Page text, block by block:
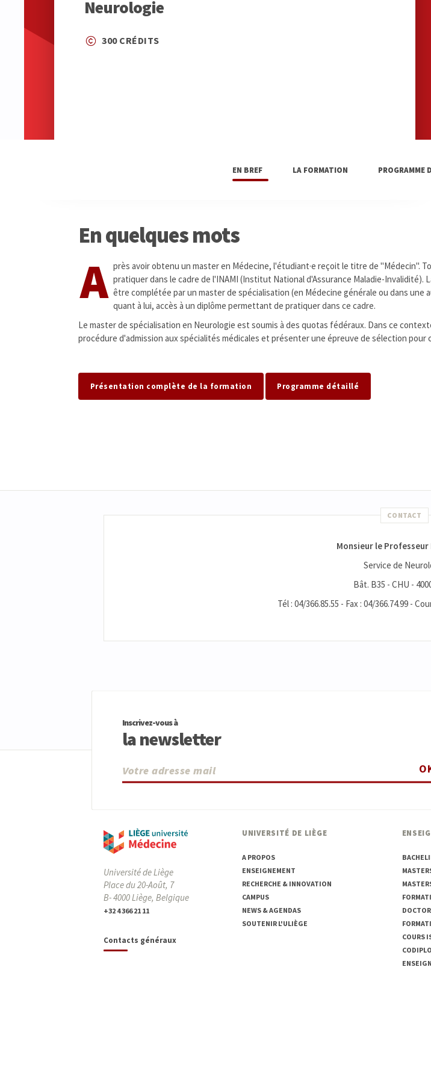
Neurologie
300 CRÉDITS
EN BREF LA FORMATION PROGRAMME
En quelques mots
A près avoir obtenu un master en Médecine, l'étudiant·e reçoit le titre de "Médecin".
pratiquer dans le cadre de l'INAMI (Institut National d'Assurance Maladie-
être complétée par un master de spécialisation (en Médecine générale ou dans une
quant à lui, accès à un diplôme permettant de pratiquer dans ce cadre.
Le master de spécialisation en Neurologie est soumis à des quotas fédéraux. Dans ce
procédure d'admission aux spécialités médicales et présenter une épreuve de sélection pour
Présentation complète de la formation Programme détaillé
CONTACT
Monsieur le Professeur
Service de
Bât. B35 - CHU -
Tél : 04/366.85.55 - Fax : 04/366.74.99 -
Inscrivez-vous à
la newsletter
Université de Liège
Place du 20-Août, 7
B- 4000 Liège, Belgique
+32 4 366 21 11
Contacts généraux
UNIVERSITÉ DE LIÈGE
A PROPOS
ENSEIGNEMENT
RECHERCHE & INNOVATION
CAMPUS
NEWS & AGENDAS
SOUTENIR L'ULIÈGE
COURS